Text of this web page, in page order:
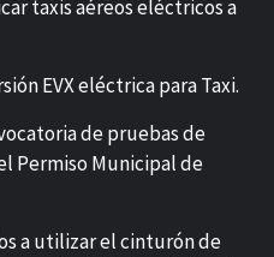
taxis aéreos eléctricos a
EVX eléctrica para Taxi.
de pruebas de
Permiso Municipal de
a utilizar el cinturón de